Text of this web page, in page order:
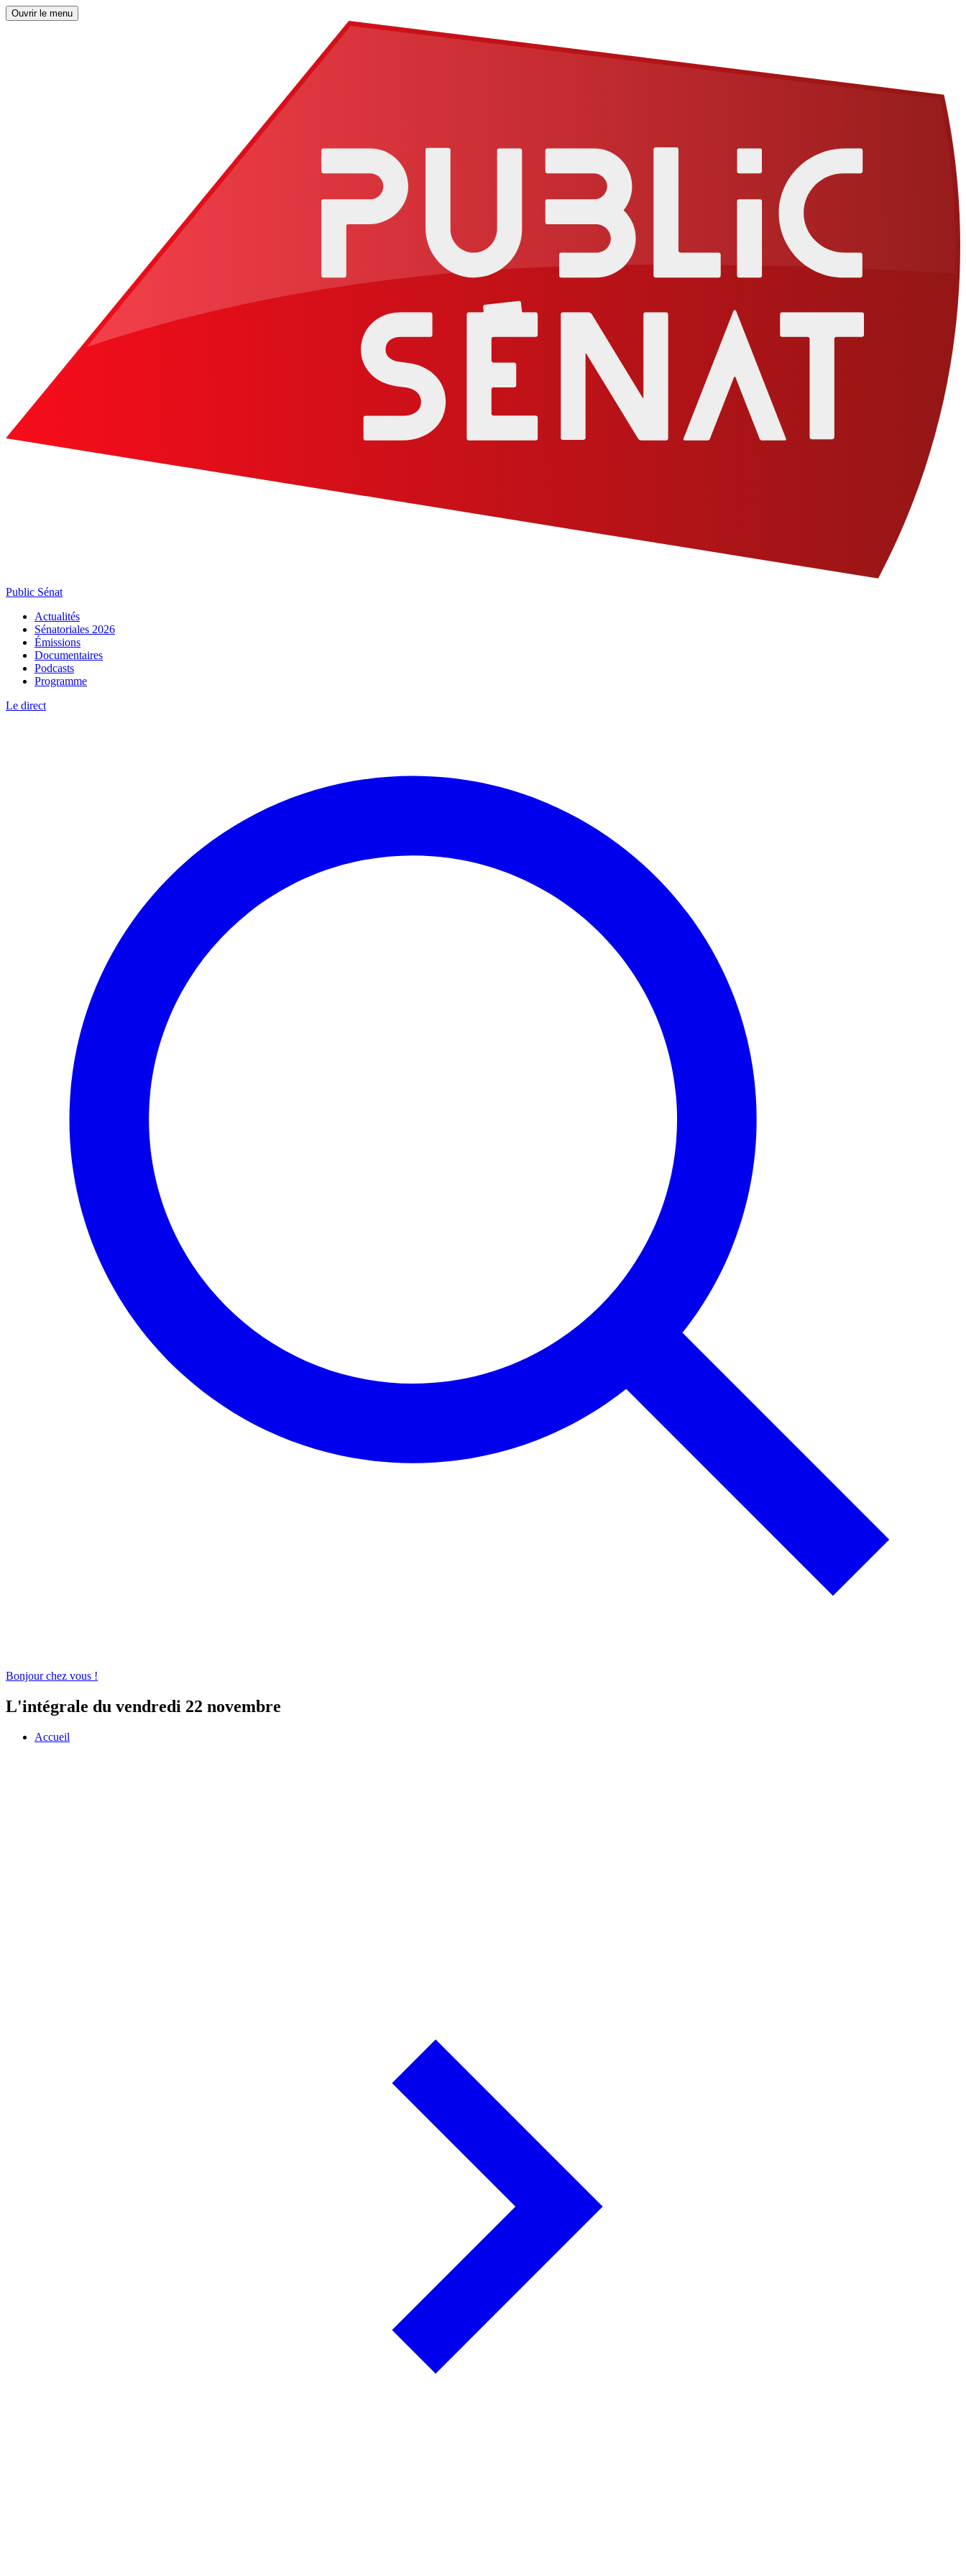
Ouvrir le menu
Public Sénat
Actualités
Sénatoriales 2026
Émissions
Documentaires
Podcasts
Programme
Le direct
Bonjour chez vous !
L'intégrale du vendredi 22 novembre
Accueil